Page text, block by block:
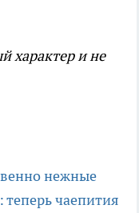
характер и не
нежные
чаепития